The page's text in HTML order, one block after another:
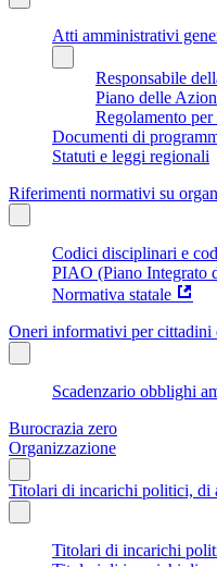
Atti amministrativi
Responsabile
Piano delle
Regolamento
Documenti di
Statuti e leggi regionali
Riferimenti normativi su
Codici disciplinari e
PIAO (Piano Integrato
Normativa statale
Oneri informativi per cittadini
Scadenzario obblighi
Burocrazia zero
Organizzazione
Titolari di incarichi politici, di
Titolari di incarichi